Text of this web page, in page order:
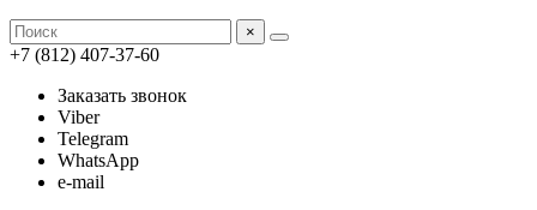
×
+7 (812) 407-37-60
Заказать звонок
Viber
Telegram
WhatsApp
e-mail